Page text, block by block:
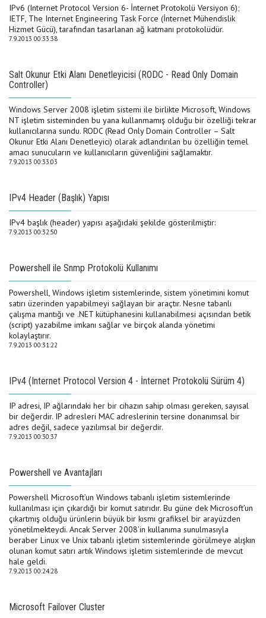
IPv6 (Internet Protocol Version 6- İnternet Protokolü Versiyon 6);
IETF, The Internet Engineering Task Force (İnternet Mühendislik
Hizmet Gücü), tarafından tasarlanan ağ katmanı protokolüdür.
7.9.2013 00:33:38
Salt Okunur Etki Alanı Denetleyicisi (RODC - Read Only Domain
Controller)
Windows Server 2008 işletim sistemi ile birlikte Microsoft, Windows
NT işletim sisteminden bu yana kullanmamış olduğu bir özelliği tekrar
kullanıcılarına sundu. RODC (Read Only Domain Controller – Salt
Okunur Etki Alanı Denetleyici) olarak adlandırılan bu özelliğin temel
amacı sunucuların ve kullanıcıların güvenliğini sağlamaktır.
7.9.2013 00:33:03
IPv4 Header (Başlık) Yapısı
IPv4 başlık (header) yapısı aşağıdaki şekilde gösterilmiştir:
7.9.2013 00:32:50
Powershell ile Snmp Protokolü Kullanımı
Powershell, Windows işletim sistemlerinde, sistem yönetimini komut
satırı üzerinden yapabilmeyi sağlayan bir araçtır. Nesne tabanlı
çalışma mantığı ve .NET kütüphanesini kullanabilmesi açısından betik
(script) yazabilme imkanı sağlar ve birçok alanda yönetimi
kolaylaştırır.
7.9.2013 00:31:22
IPv4 (Internet Protocol Version 4 - İnternet Protokolü Sürüm 4)
IP adresi, IP ağlarındaki her bir cihazın sahip olması gereken, sayısal
bir değerdir. IP adresleri MAC adreslerinin tersine donanımsal bir
adres değil, sadece yazılımsal bir değerdir.
7.9.2013 00:30:37
Powershell ve Avantajları
Powershell Microsoft’un Windows tabanlı işletim sistemlerinde
kullanılması için çıkardığı bir komut satırıdır. Bu güne dek Microsoft’un
çıkartmış olduğu ürünlerin büyük bir kısmı grafiksel bir arayüzden
yönetilmekteydi. Ancak Server 2008’in kullanıma sunulmasıyla
beraber Linux ve Unix tabanlı işletim sistemlerinde görülmeye alışkın
olunan komut satırı artık Windows işletim sistemlerinde de mevcut
hale geldi.
7.9.2013 00:24:28
Microsoft Failover Cluster